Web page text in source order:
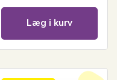
Læg i kurv